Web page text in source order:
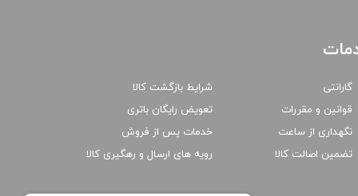
گارانتی
قوانین و مقررات
نگهداری از ساعت
تضمین اصالت کالا
شرایط بازگشت کالا
تعویض رایگان باتری
خدمات پس از فروش
رویه های ارسال و رهگیری کالا